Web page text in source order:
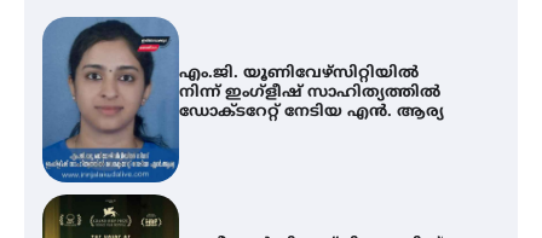
എം.ജി. യൂണിവേഴ്‌സിറ്റിയിൽ
നിന്ന് ഇംഗ്ളീഷ് സാഹിത്യത്തിൽ
ഡോക്ടറേറ്റ് നേടിയ എൻ. ആര്യ